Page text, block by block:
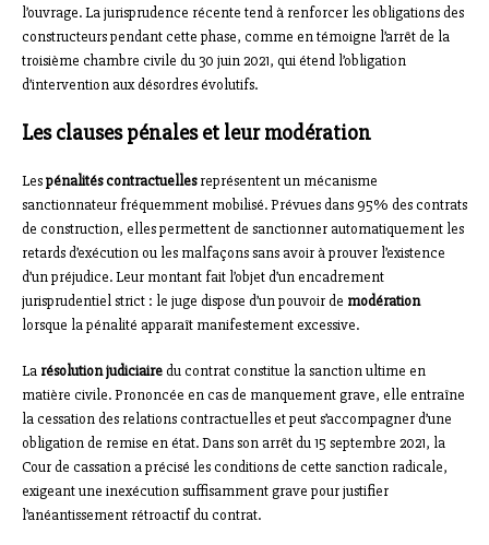
l’ouvrage. La jurisprudence récente tend à renforcer les obligations des
constructeurs pendant cette phase, comme en témoigne l’arrêt de la
troisième chambre civile du 30 juin 2021, qui étend l’obligation
d’intervention aux désordres évolutifs.
Les clauses pénales et leur modération
Lespénalités contractuellesreprésentent un mécanisme
sanctionnateur fréquemment mobilisé. Prévues dans 95% des contrats
de construction, elles permettent de sanctionner automatiquement les
retards d’exécution ou les malfaçons sans avoir à prouver l’existence
d’un préjudice. Leur montant fait l’objet d’un encadrement
jurisprudentiel strict : le juge dispose d’un pouvoir de modération
lorsque la pénalité apparaît manifestement excessive.
La résolution judiciairedu contrat constitue la sanction ultime en
matière civile. Prononcée en cas de manquement grave, elle entraîne
la cessation des relations contractuelles et peut s’accompagner d’une
obligation de remise en état. Dans son arrêt du 15 septembre 2021, la
Cour de cassation a précisé les conditions de cette sanction radicale,
exigeant une inexécution suffisamment grave pour justifier
l’anéantissement rétroactif du contrat.